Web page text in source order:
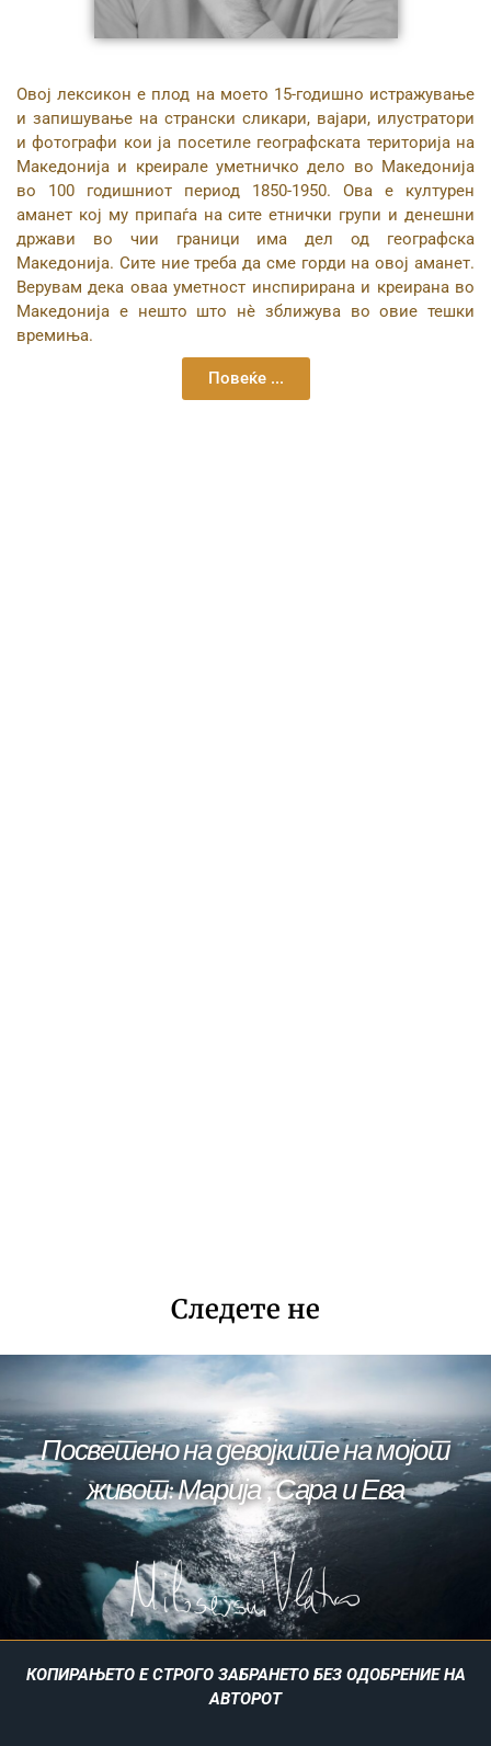
Овој лексикон е плод на моето 15-годишно истражување
и запишување на странски сликари, вајари, илустратори
и фотографи кои ја посетиле географската територија на
Македонија и креирале уметничко дело во Македонија
во 100 годишниот период 1850-1950. Ова е културен
аманет кој му припаѓа на сите етнички групи и денешни
држави во чии граници има дел од географска
Македонија. Сите ние треба да сме горди на овој аманет.
Верувам дека оваа уметност инспирирана и креирана во
Македонија е нешто што нѐ зближува во овие тешки
времиња.
Повеќе ...
Следете не
Посветено на девојките на мојот
живот: Марија , Сара и Ева
КОПИРАЊЕТО Е СТРОГО ЗАБРАНЕТО БЕЗ ОДОБРЕНИЕ НА
АВТОРОТ